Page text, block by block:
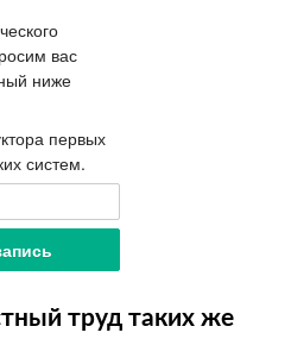
вас
ниже
первых
систем.
труд таких же